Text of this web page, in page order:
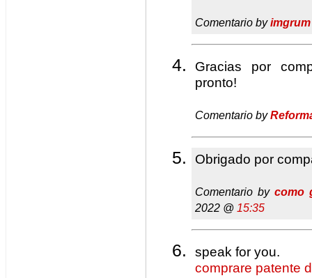
Comentario byimgrum
Gracias por
pronto!
Comentario by
Obrigado por
Comentario by como
2022 @ 15:35
speak for you.
comprare patente